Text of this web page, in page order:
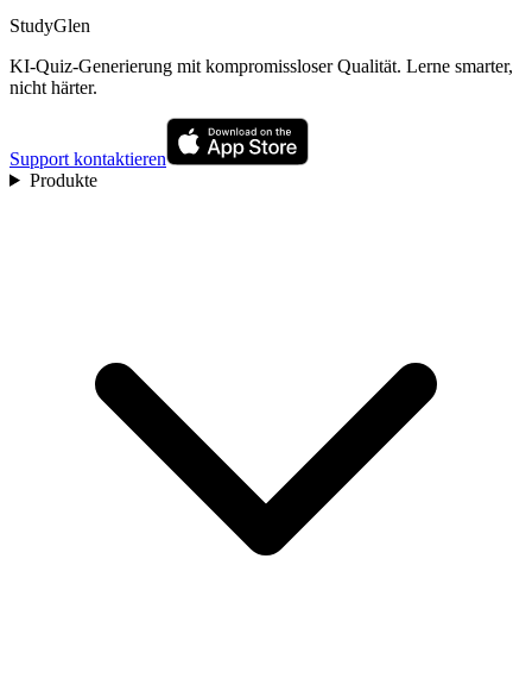
StudyGlen
KI-Quiz-Generierung mit kompromissloser Qualität. Lerne smarter,
nicht härter.
Support kontaktieren
Produkte